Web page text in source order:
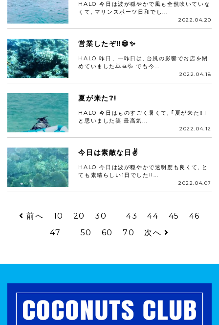
HALO 今日は波が穏やかで風も全然吹いていな
くて, マリンスポーツ日和でし...
2022.04.20
営業したぞ‼️😁✨
HALO 昨日、一昨日は, 台風の影響でお店を閉
めていました🙇🙏💦 でも今...
2022.04.18
夏が来た?!
HALO 今日はものすごく暑くて, ｢夏が来た‼️｣
と思いました笑 最高気...
2022.04.12
今日は素敵な日✌️
HALO 今日は波が穏やかで透明度も良くて, と
ても素晴らしい1日でした!!...
2022.04.07
前へ 10 20 30 43 44 45
46
47
50 60 70 次へ